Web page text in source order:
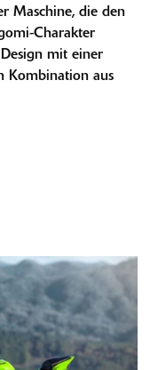
Maschine, die den
Charakter
mit einer
Kombination aus